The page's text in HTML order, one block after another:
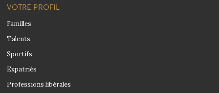
VOTRE PROFIL
Familles
Talents
Sportifs
Expatriés
Professions libérales